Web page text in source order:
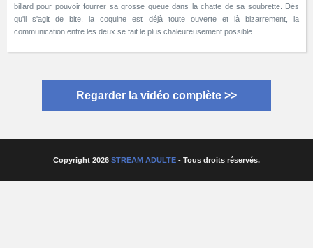
billard pour pouvoir fourrer sa grosse queue dans la chatte de sa soubrette. Dès
qu'il s'agit de bite, la coquine est déjà toute ouverte et là bizarrement, la
communication entre les deux se fait le plus chaleureusement possible.
Regarder la vidéo complète >>
Copyright 2026 STREAM ADULTE - Tous droits réservés.